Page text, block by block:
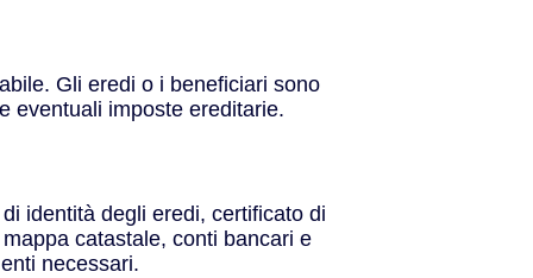
Gli eredi o i beneficiari sono
eventuali imposte ereditarie.
identità degli eredi, certificato di
catastale, conti bancari e
necessari.